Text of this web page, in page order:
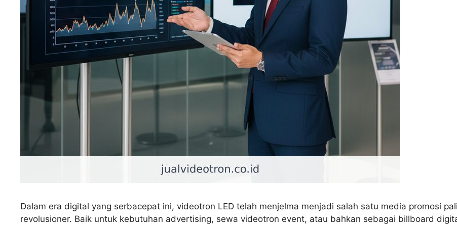
Dalam era digital yang serbacepat ini, videotron LED telah menjelma menjadi salah satu media promosi
revolusioner. Baik untuk kebutuhan advertising, sewa videotron event, atau bahkan sebagai billboard